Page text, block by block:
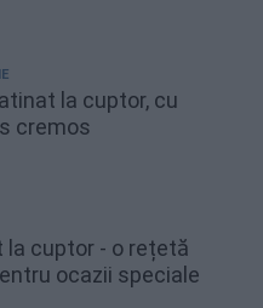
la cuptor, cu
cremos
la cuptor - o rețetă
ocazii speciale